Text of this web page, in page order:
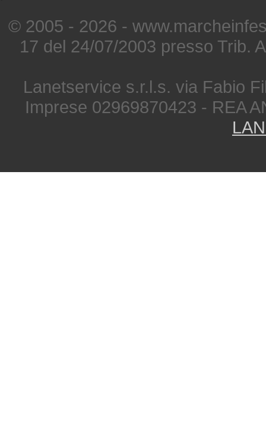
© 2005 - 2026 -
17 del 24/07/2003 presso Trib.
Lanetservice s.r.l.s. via Fabio
Imprese 02969870423 - REA